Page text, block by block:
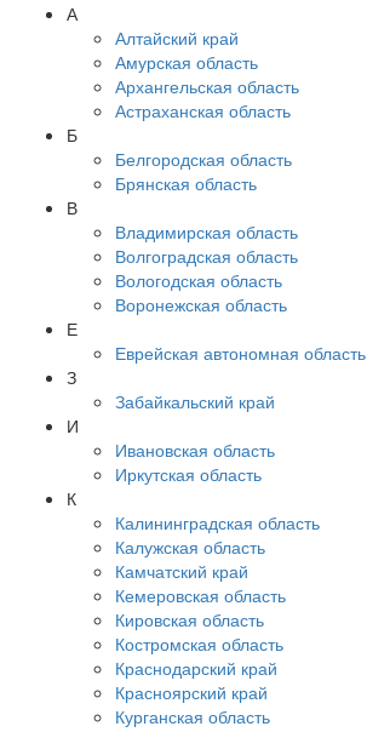
А
Алтайский край
Амурская область
Архангельская область
Астраханская область
Б
Белгородская область
Брянская область
В
Владимирская область
Волгоградская область
Вологодская область
Воронежская область
Е
Еврейская автономная область
З
Забайкальский край
И
Ивановская область
Иркутская область
К
Калининградская область
Калужская область
Камчатский край
Кемеровская область
Кировская область
Костромская область
Краснодарский край
Красноярский край
Курганская область